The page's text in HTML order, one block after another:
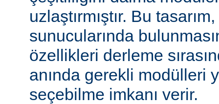
uzlaştırmıştır. Bu
sunucularında
özellikleri derleme
anında gerekli modülleri
seçebilme imkanı verir.